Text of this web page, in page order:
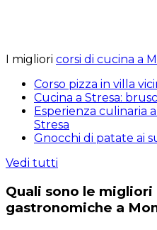
I migliori corsi di cucina a
Corso pizza in villa
Cucina a Stresa:
Esperienza culinaria
Stresa
Gnocchi di patate ai
Vedi tutti
Quali sono le
gastronomiche a